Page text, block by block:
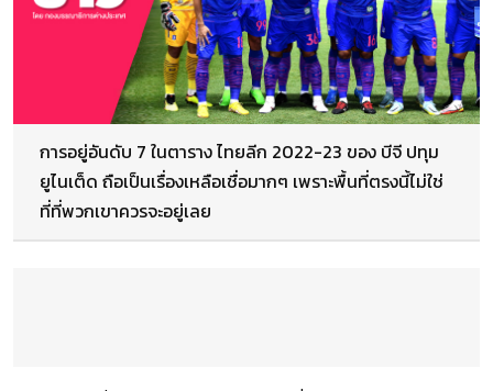
การอยู่อันดับ 7 ในตาราง ไทยลีก 2022-23 ของ บีจี ปทุม
ยูไนเต็ด ถือเป็นเรื่องเหลือเชื่อมากๆ เพราะพื้นที่ตรงนี้ไม่ใช่
ที่ที่พวกเขาควรจะอยู่เลย